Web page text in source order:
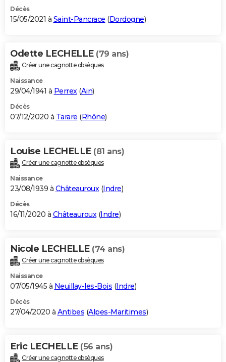
Décès
15/05/2021 à Saint-Pancrace (Dordogne)
Odette LECHELLE (79 ans)
Créer une cagnotte obsèques
Naissance
29/04/1941 à Perrex(Ain)
Décès
07/12/2020 à Tarare (Rhône)
Louise LECHELLE (81 ans)
Créer une cagnotte obsèques
Naissance
23/08/1939 à Châteauroux(Indre)
Décès
16/11/2020 à Châteauroux(Indre)
Nicole LECHELLE (74 ans)
Créer une cagnotte obsèques
Naissance
07/05/1945 à Neuillay-les-Bois (Indre)
Décès
27/04/2020 à Antibes (Alpes-Maritimes)
Eric LECHELLE (56 ans)
Créer une cagnotte obsèques